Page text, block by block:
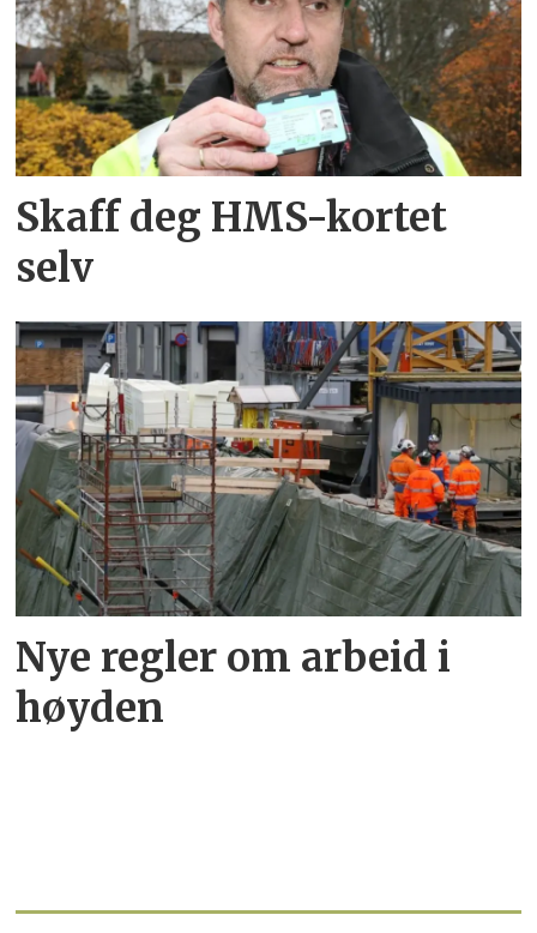
Skaff deg HMS-kortet
selv
Nye regler om arbeid i
høyden